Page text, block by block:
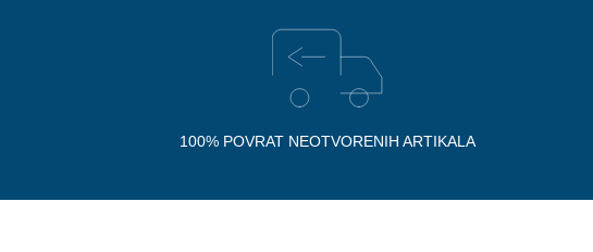
100% POVRAT NEOTVORENIH ARTIKALA